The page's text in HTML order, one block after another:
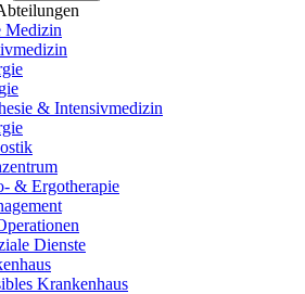
Medizin
& Intensivmedizin
& Ergotherapie
Dienste
Krankenhaus